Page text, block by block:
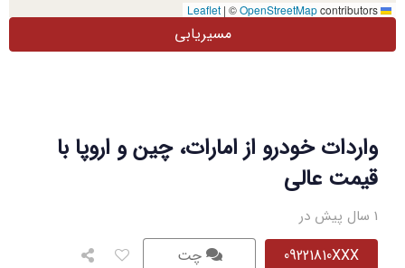
واردات خودرو از امارات، چین و اروپا با
قیمت عالی
1 سال پیش در
09221810XXX چت
| ©OpenStreetMapcontributors
مسیریابی